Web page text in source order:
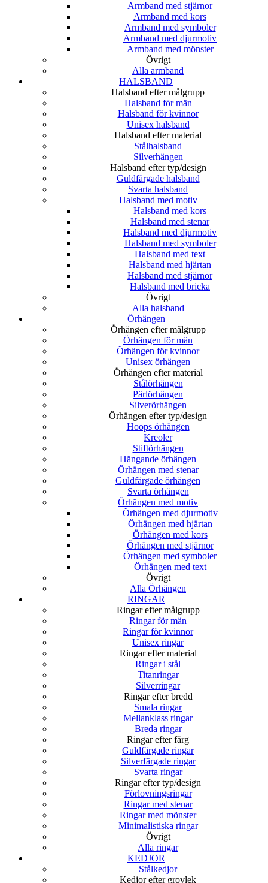
Armband med stjärnor
Armband med kors
Armband med symboler
Armband med djurmotiv
Armband med mönster
Övrigt
Alla armband
HALSBAND
Halsband efter målgrupp
Halsband för män
Halsband för kvinnor
Unisex halsband
Halsband efter material
Stålhalsband
Silverhängen
Halsband efter typ/design
Guldfärgade halsband
Svarta halsband
Halsband med motiv
Halsband med kors
Halsband med stenar
Halsband med djurmotiv
Halsband med symboler
Halsband med text
Halsband med hjärtan
Halsband med stjärnor
Halsband med bricka
Övrigt
Alla halsband
Örhängen
Örhängen efter målgrupp
Örhängen för män
Örhängen för kvinnor
Unisex örhängen
Örhängen efter material
Stålörhängen
Pärlörhängen
Silverörhängen
Örhängen efter typ/design
Hoops örhängen
Kreoler
Stiftörhängen
Hängande örhängen
Örhängen med stenar
Guldfärgade örhängen
Svarta örhängen
Örhängen med motiv
Örhängen med djurmotiv
Örhängen med hjärtan
Örhängen med kors
Örhängen med stjärnor
Örhängen med symboler
Örhängen med text
Övrigt
Alla Örhängen
RINGAR
Ringar efter målgrupp
Ringar för män
Ringar för kvinnor
Unisex ringar
Ringar efter material
Ringar i stål
Titanringar
Silverringar
Ringar efter bredd
Smala ringar
Mellanklass ringar
Breda ringar
Ringar efter färg
Guldfärgade ringar
Silverfärgade ringar
Svarta ringar
Ringar efter typ/design
Förlovningsringar
Ringar med stenar
Ringar med mönster
Minimalistiska ringar
Övrigt
Alla ringar
KEDJOR
Stålkedjor
Kedjor efter grovlek